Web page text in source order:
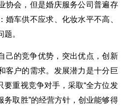
协会，但是婚庆服务公司普遍存
婚车供不应求、化妆水平不高、
。
己的竞争优势，突出优点，创新
客户的需求。发展潜力是十分巨
要重视竞争对手，采取“全方位发
务取胜”的经营方针，创业能够得